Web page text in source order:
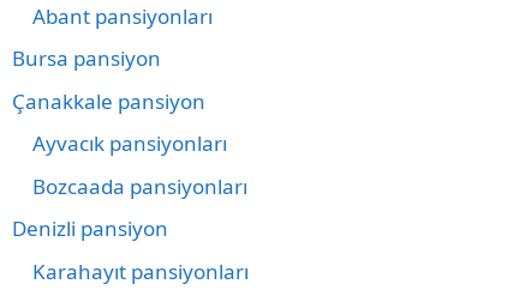
Abant pansiyonları
Bursa pansiyon
Çanakkale pansiyon
Ayvacık pansiyonları
Bozcaada pansiyonları
Denizli pansiyon
Karahayıt pansiyonları